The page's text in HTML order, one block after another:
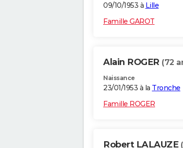
09/10/1953 à Lille
Famille GAROT
Alain ROGER (72
Naissance
23/01/1953 à la Tronche
Famille ROGER
Robert LALAUZE